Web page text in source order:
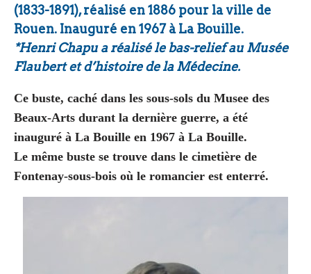
(1833-1891), réalisé en 1886 pour la ville de
Rouen. Inauguré en 1967 à La Bouille.
*Henri Chapu a réalisé le bas-relief au Musée
Flaubert et d’histoire de la Médecine.
Ce buste, caché dans les sous-sols du Musee des
Beaux-Arts durant la dernière guerre, a été
inauguré à La Bouille en 1967 à La Bouille.
Le même buste se trouve dans le cimetière de
Fontenay-sous-bois où le romancier est enterré.